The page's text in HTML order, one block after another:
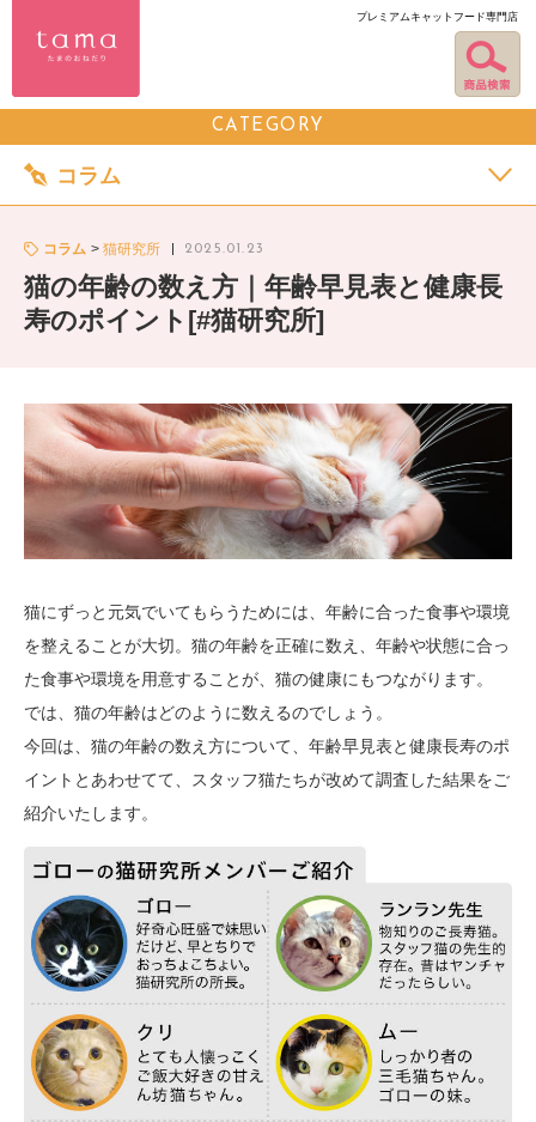
プレミアムキャットフード専門店
CATEGORY
コラム
コラム 猫研究所 2025.01.23
猫の年齢の数え方｜年齢早見表と健康長
寿のポイント[#猫研究所]
猫にずっと元気でいてもらうためには、年齢に合った食事や環境
を整えることが大切。猫の年齢を正確に数え、年齢や状態に合っ
た食事や環境を用意することが、猫の健康にもつながります。
では、猫の年齢はどのように数えるのでしょう。
今回は、猫の年齢の数え方について、年齢早見表と健康長寿のポ
イントとあわせてて、スタッフ猫たちが改めて調査した結果をご
紹介いたします。